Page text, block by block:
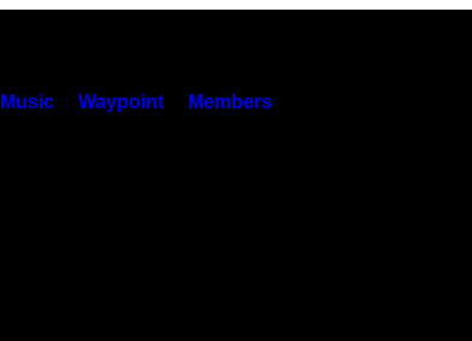
Music Waypoint Members